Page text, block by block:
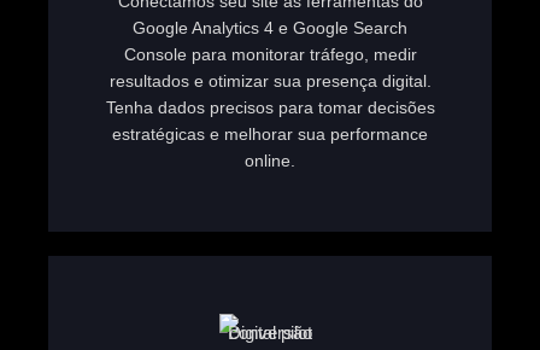
Google Analytics 4 e Google Search
Console para monitorar tráfego, medir
resultados e otimizar sua presença digital.
Tenha dados precisos para tomar decisões
estratégicas e melhorar sua performance
online.